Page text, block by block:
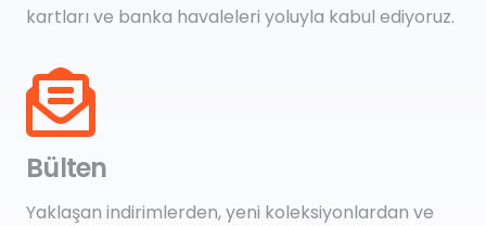
kartları ve banka havaleleri yoluyla kabul ediyoruz.
Bülten
Yaklaşan indirimlerden, yeni koleksiyonlardan ve